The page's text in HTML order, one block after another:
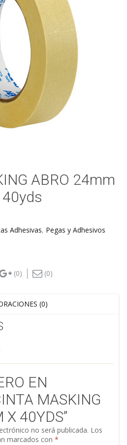
ABRO 24mm
40yds
Adhesivas, Pegas y Adhesivos
(0) (0)
(0)
EN
MASKING
40YDS”
no será publicada. Los
marcados con *